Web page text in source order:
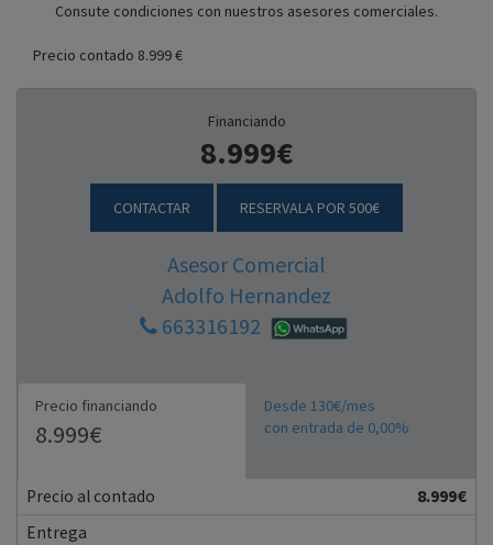
Consute condiciones con nuestros asesores comerciales.
Precio contado 8.999 €
Financiando
8.999€
CONTACTAR RESERVALA POR 500€
Asesor Comercial
Adolfo Hernandez
663316192
Precio financiando
8.999€
Desde 130€/mes
con entrada de 0,00%
Precio al contado
8.999€
Entrega